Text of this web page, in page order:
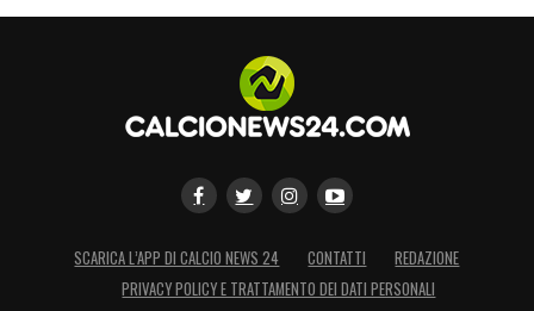
SCARICA L’APP DI CALCIO NEWS 24 CONTATTI
REDAZIONE
PRIVACY POLICY E TRATTAMENTO DEI DATI PERSONALI